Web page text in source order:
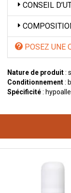
CONSEIL
POSEZ UNE
Nature de produit:
Conditionnement:
Spécificité: